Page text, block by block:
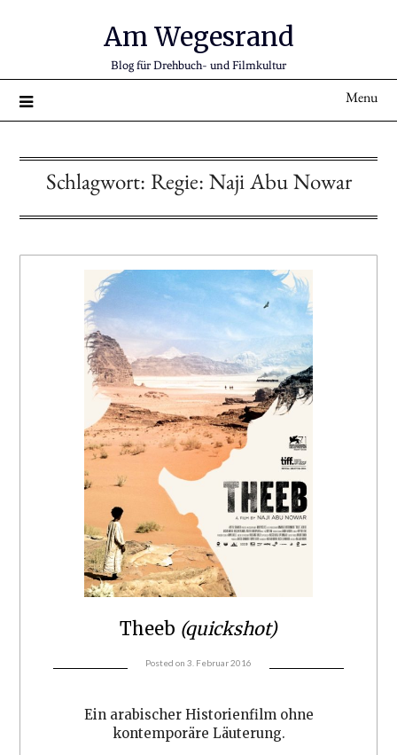
Am Wegesrand
Blog für Drehbuch- und Filmkultur
Menu
Schlagwort: Regie: Naji Abu Nowar
Theeb (quickshot)
Posted on 3. Februar 2016
Ein arabischer Historienfilm ohne
kontemporäre Läuterung.